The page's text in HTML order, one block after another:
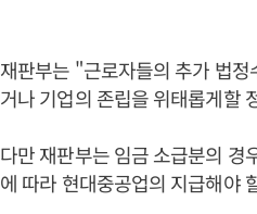
재판부는 "근로자들의 추가 법
거나 기업의 존립을 위태롭게할
다만 재판부는 임금 소급분의 경
에 따라 현대중공업의 지급해야